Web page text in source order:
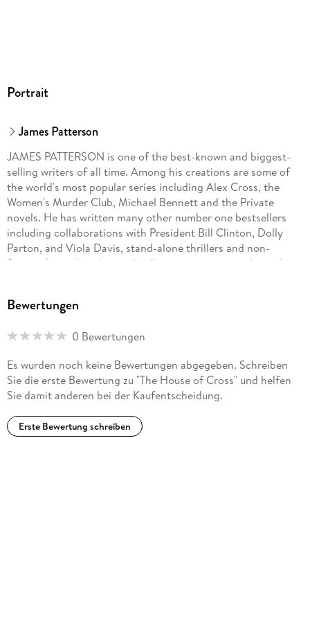
Portrait
James Patterson
JAMES PATTERSON is one of the best-known and biggest-
selling writers of all time. Among his creations are some of
the world's most popular series including Alex Cross, the
Women's Murder Club, Michael Bennett and the Private
novels. He has written many other number one bestsellers
including collaborations with President Bill Clinton, Dolly
Parton, and Viola Davis, stand-alone thrillers and non-
fiction. James has donated millions in grants to independent
Florida with his family.
Bewertungen
0 Bewertungen
Es wurden noch keine Bewertungen abgegeben. Schreiben
Sie die erste Bewertung zu "The House of Cross" und helfen
Sie damit anderen bei der Kaufentscheidung.
Erste Bewertung schreiben